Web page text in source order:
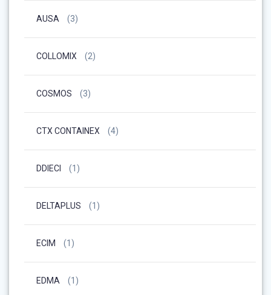
AUSA (3)
COLLOMIX (2)
COSMOS (3)
CTX CONTAINEX (4)
DDIECI (1)
DELTAPLUS (1)
ECIM (1)
EDMA (1)